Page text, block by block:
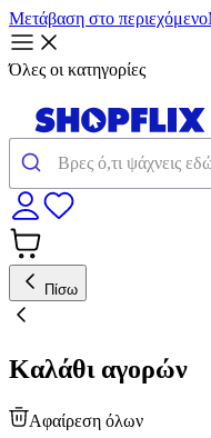
Μετάβαση στο περιεχόμενο
Όλες οι κατηγορίες
Πίσω
Καλάθι αγορών
Αφαίρεση όλων